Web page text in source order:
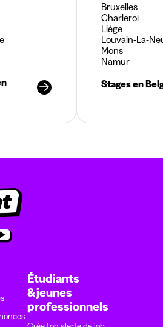
Bruxelles
Charleroi
Liège
Louvain-La-
Mons
Namur
Stages en
Étudiants
& jeunes
professionnels